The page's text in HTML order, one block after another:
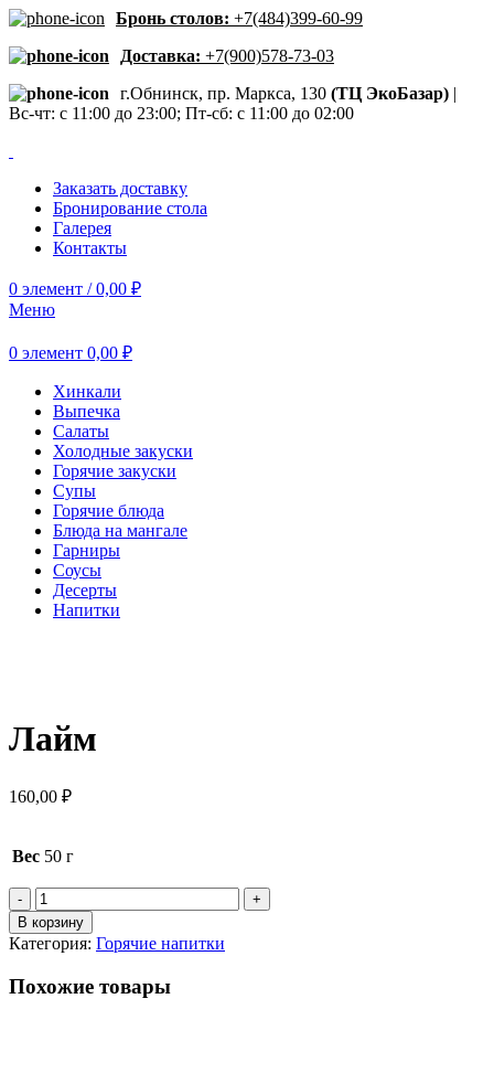
Бронь столов: +7(484)399-60-99
Доставка: +7(900)578-73-03
г.Обнинск, пр. Маркса, 130 (ТЦ ЭкоБазар) |
Вс-чт: с 11:00 до 23:00; Пт-сб: с 11:00 до 02:00
Заказать доставку
Бронирование стола
Галерея
Контакты
0 элемент / 0,00 ₽
Меню
0 элемент 0,00 ₽
Хинкали
Выпечка
Салаты
Холодные закуски
Горячие закуски
Супы
Горячие блюда
Блюда на мангале
Гарниры
Соусы
Десерты
Напитки
Лайм
160,00 ₽
Вес 50 г
Количество
товара
Лайм
В корзину
Категория: Горячие напитки
Похожие товары